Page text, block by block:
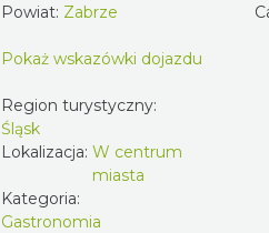
Powiat: Zabrze
Pokaż wskazówki dojazdu
Region turystyczny:
Śląsk
Lokalizacja: W centrum
miasta
Kategoria:
Gastronomia